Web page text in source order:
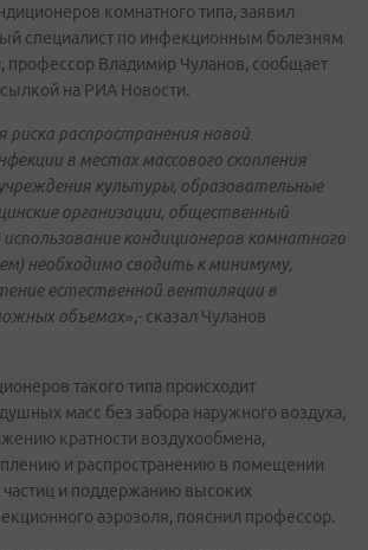
комнатного типа, заявил
специалист по инфекционным болезням
профессор Владимир Чуланов, сообщает
на РИА Новости.
риска распространения новой
в местах массового скопления
культуры, образовательные
организации, общественный
кондиционеров комнатного
необходимо сводить к минимуму,
естественной вентиляции в
объемах»,- сказал Чуланов
такого типа происходит
масс без забора наружного воздуха,
кратности воздухообмена,
и распространению в помещении
и поддержанию высоких
аэрозоля, пояснил профессор.